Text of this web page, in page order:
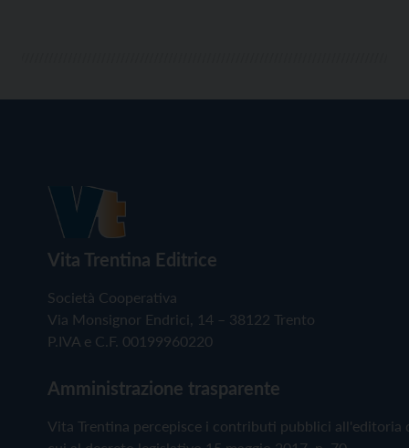
Vita Trentina Editrice
Società Cooperativa
Via Monsignor Endrici, 14 – 38122 Trento
P.IVA e C.F. 00199960220
Amministrazione trasparente
Vita Trentina percepisce i contributi pubblici all'editoria